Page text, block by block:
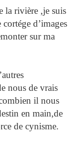
la rivière ,je suis
d’images
sur ma
nous de vrais
il nous
en main,de
de cynisme.